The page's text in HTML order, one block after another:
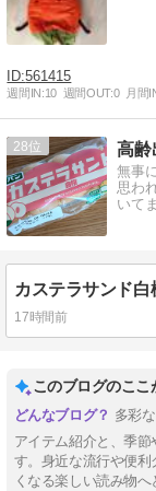
561415
週間IN:10 週間OUT:0 月間
28 高齢
無事
思わ
いて
カステラサンド白
17時間前
このブログのここ
多彩
アイテム紹介と、季
す。身近な流行や便利
くなる楽しい読み物